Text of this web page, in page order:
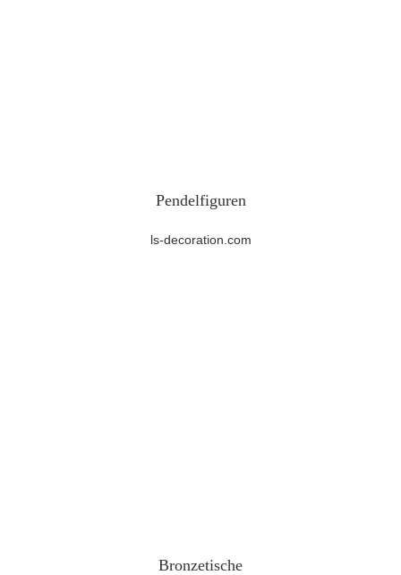
Pendelfiguren
ls-decoration.com
Bronzetische